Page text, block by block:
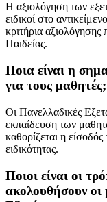
Η αξιολόγηση των
ειδικοί στο
κριτήρια
Παιδείας.
Ποια είναι η
για τους μαθητές;
Οι Πανελλαδικές
εκπαίδευση των
καθορίζεται η
ειδικότητας.
Ποιοι είναι οι
ακολουθήσουν οι